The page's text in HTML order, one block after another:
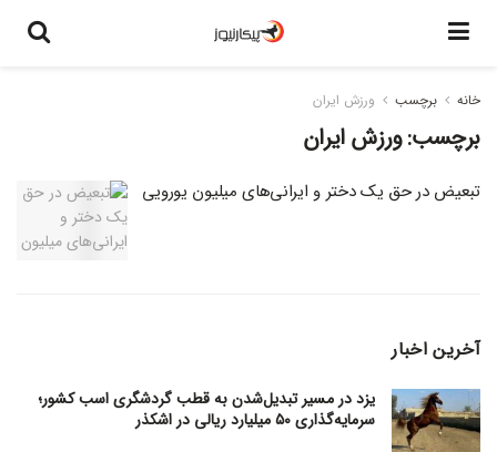
خانه برچسب ورزش ایران
برچسب:ورزش ایران
تبعیض در حق یک دختر و ایرانی‌های میلیون یورویی
آخرین اخبار
یزد در مسیر تبدیل‌شدن به قطب گردشگری اسب کشور؛
سرمایه‌گذاری ۵۰ میلیارد ریالی در اشکذر